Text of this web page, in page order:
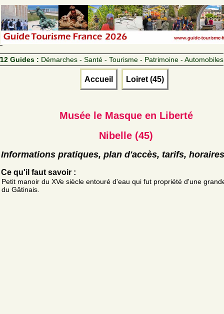
12 Guides : Démarches - Santé - Tourisme - Patrimoine - Automobiles
Accueil Loiret (45)
Musée le Masque en Liberté
Nibelle (45)
Informations pratiques, plan d'accès, tarifs, horaires
Ce qu'il faut savoir :
Petit manoir du XVe siècle entouré d'eau qui fut propriété d'une
du Gâtinais.